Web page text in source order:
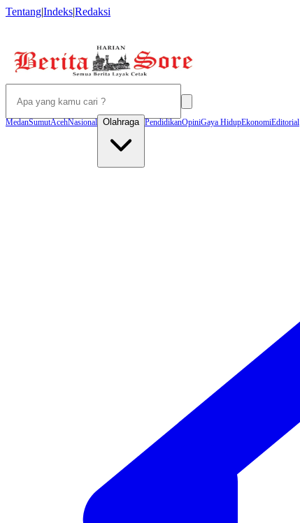
Tentang|Indeks|Redaksi
MedanSumutAcehNasional Olahraga PendidikanOpiniGaya HidupEkonomiEditorial